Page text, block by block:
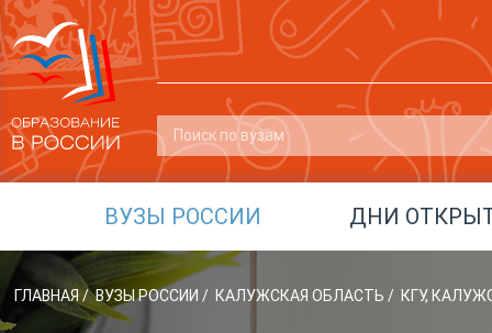
ВУЗЫ РОССИИ ДНИ
ГЛАВНАЯ / ВУЗЫ РОССИИ / КАЛУЖСКАЯ ОБЛАСТЬ / КГУ,